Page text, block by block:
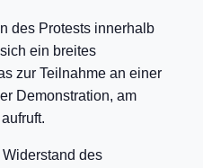
des Protests innerhalb
ein breites
zur Teilnahme an einer
Demonstration, am
des